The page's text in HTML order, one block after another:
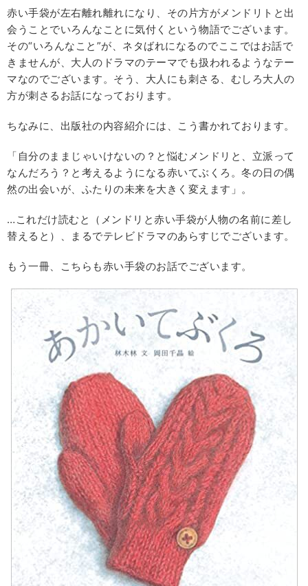
赤い手袋が左右離れ離れになり、その片方がメンドリトと出
会うことでいろんなことに気付くという物語でございます。
その“いろんなこと”が、ネタばれになるのでここではお話で
きませんが、大人のドラマのテーマでも扱われるようなテー
マなのでございます。そう、大人にも刺さる、むしろ大人の
方が刺さるお話になっております。
ちなみに、出版社の内容紹介には、こう書かれております。
「自分のままじゃいけないの？と悩むメンドリと、立派って
なんだろう？と考えるようになる赤いてぶくろ。冬の日の偶
然の出会いが、ふたりの未来を大きく変えます」。
…これだけ読むと（メンドリと赤い手袋が人物の名前に差し
替えると）、まるでテレビドラマのあらすじでございます。
もう一冊、こちらも赤い手袋のお話でございます。